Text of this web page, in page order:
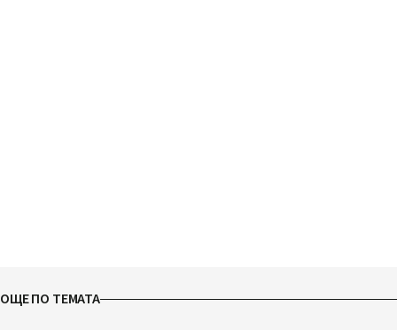
ОЩЕ ПО ТЕМАТА